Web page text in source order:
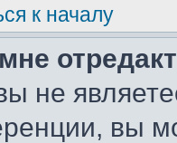
к началу
не
вы